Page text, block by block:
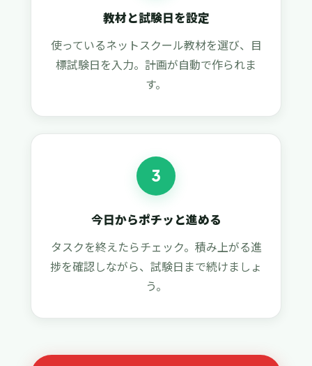
教材と試験日を設定
使っているネットスクール教材を選び、目
標試験日を入力。計画が自動で作られま
す。
3
今日からポチッと進める
タスクを終えたらチェック。積み上がる進
捗を確認しながら、試験日まで続けましょ
う。